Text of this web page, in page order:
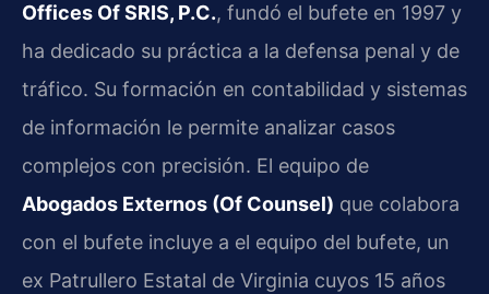
Offices Of SRIS, P.C., fundó el bufete en 1997 y
ha dedicado su práctica a la defensa penal y de
tráfico. Su formación en contabilidad y sistemas
de información le permite analizar casos
complejos con precisión. El equipo de
Abogados Externos (Of Counsel) que colabora
con el bufete incluye a el equipo del bufete, un
ex Patrullero Estatal de Virginia cuyos 15 años